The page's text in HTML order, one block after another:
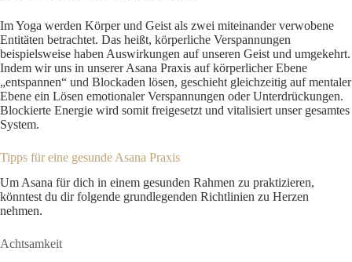
Im Yoga werden Körper und Geist als zwei miteinander verwobene
Entitäten betrachtet. Das heißt, körperliche Verspannungen
beispielsweise haben Auswirkungen auf unseren Geist und umgekehrt.
Indem wir uns in unserer Asana Praxis auf körperlicher Ebene
„entspannen“ und Blockaden lösen, geschieht gleichzeitig auf mentaler
Ebene ein Lösen emotionaler Verspannungen oder Unterdrückungen.
Blockierte Energie wird somit freigesetzt und vitalisiert unser gesamtes
System.
Tipps für eine gesunde Asana Praxis
Um Asana für dich in einem gesunden Rahmen zu praktizieren,
könntest du dir folgende grundlegenden Richtlinien zu Herzen
nehmen.
Achtsamkeit